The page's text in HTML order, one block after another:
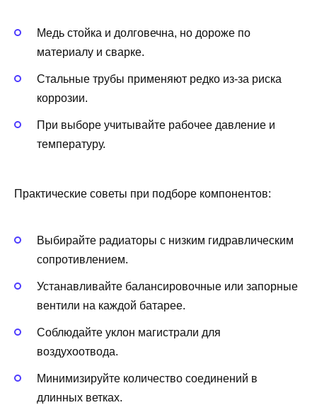
Медь стойка и долговечна, но дороже по
материалу и сварке.
Стальные трубы применяют редко из‑за риска
коррозии.
При выборе учитывайте рабочее давление и
температуру.
Практические советы при подборе компонентов:
Выбирайте радиаторы с низким гидравлическим
сопротивлением.
Устанавливайте балансировочные или запорные
вентили на каждой батарее.
Соблюдайте уклон магистрали для
воздухоотвода.
Минимизируйте количество соединений в
длинных ветках.